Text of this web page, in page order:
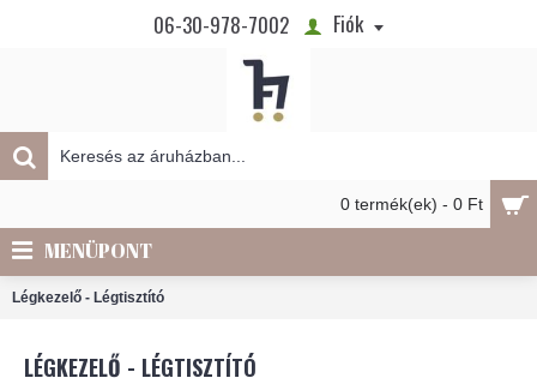
06-30-978-7002 Fiók
0 termék(ek) - 0 Ft
MENÜPONT
Légkezelő - Légtisztító
LÉGKEZELŐ - LÉGTISZTÍTÓ